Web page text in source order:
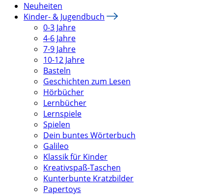
Neuheiten
Kinder- & Jugendbuch
0-3 Jahre
4-6 Jahre
7-9 Jahre
10-12 Jahre
Basteln
Geschichten zum Lesen
Hörbücher
Lernbücher
Lernspiele
Spielen
Dein buntes Wörterbuch
Galileo
Klassik für Kinder
Kreativspaß-Taschen
Kunterbunte Kratzbilder
Papertoys